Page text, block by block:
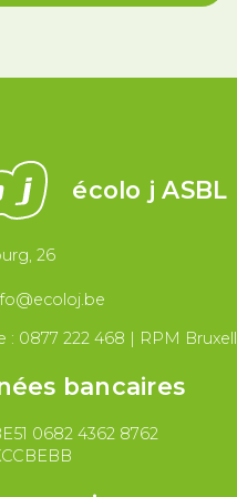
écolo j ASBL
26
: 0877 222 468 | RPM
bancaires
0682 4362 8762